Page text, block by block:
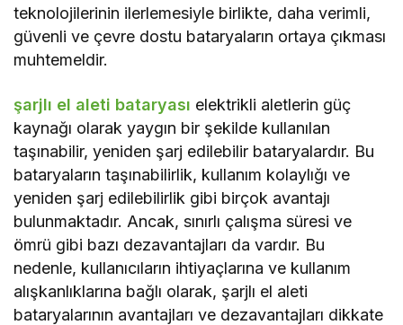
teknolojilerinin ilerlemesiyle birlikte, daha verimli,
güvenli ve çevre dostu bataryaların ortaya çıkması
muhtemeldir.
şarjlı el aleti bataryası elektrikli aletlerin güç
kaynağı olarak yaygın bir şekilde kullanılan
taşınabilir, yeniden şarj edilebilir bataryalardır. Bu
bataryaların taşınabilirlik, kullanım kolaylığı ve
yeniden şarj edilebilirlik gibi birçok avantajı
bulunmaktadır. Ancak, sınırlı çalışma süresi ve
ömrü gibi bazı dezavantajları da vardır. Bu
nedenle, kullanıcıların ihtiyaçlarına ve kullanım
alışkanlıklarına bağlı olarak, şarjlı el aleti
bataryalarının avantajları ve dezavantajları dikkate